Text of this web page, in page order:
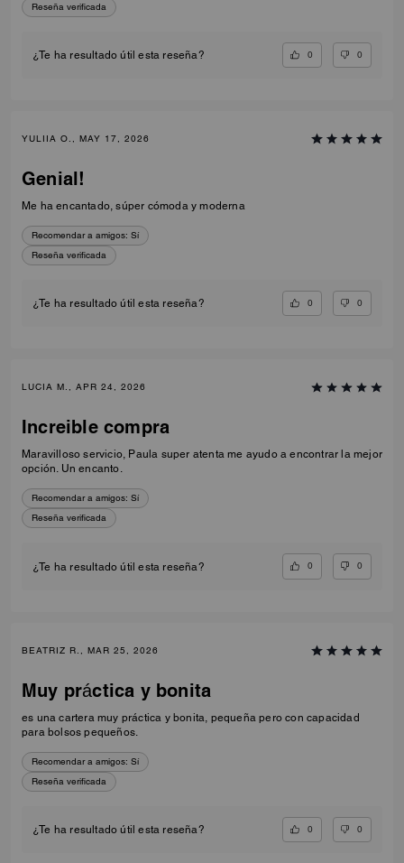
Reseña verificada
¿Te ha resultado útil esta reseña? 0 0
YULIIA O., MAY 17, 2026
Genial!
Me ha encantado, súper cómoda y moderna
Recomendar a amigos: Sí
Reseña verificada
¿Te ha resultado útil esta reseña? 0 0
LUCIA M., APR 24, 2026
Increible compra
Maravilloso servicio, Paula super atenta me ayudo a encontrar la mejor
opción. Un encanto.
Recomendar a amigos: Sí
Reseña verificada
¿Te ha resultado útil esta reseña? 0 0
BEATRIZ R., MAR 25, 2026
Muy práctica y bonita
es una cartera muy práctica y bonita, pequeña pero con capacidad
para bolsos pequeños.
Recomendar a amigos: Sí
Reseña verificada
¿Te ha resultado útil esta reseña? 0 0